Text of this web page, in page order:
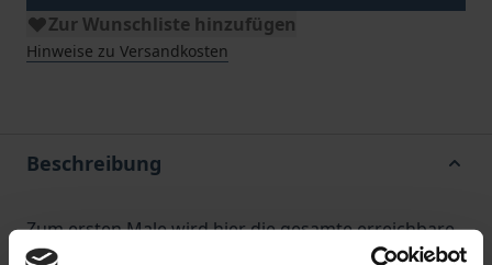
Zur Wunschliste hinzufügen
Hinweise zu Versandkosten
Beschreibung
Zum ersten Male wird hier die gesamte erreichbare
Korrespondenz Rudolf Virchows um Troja in vier